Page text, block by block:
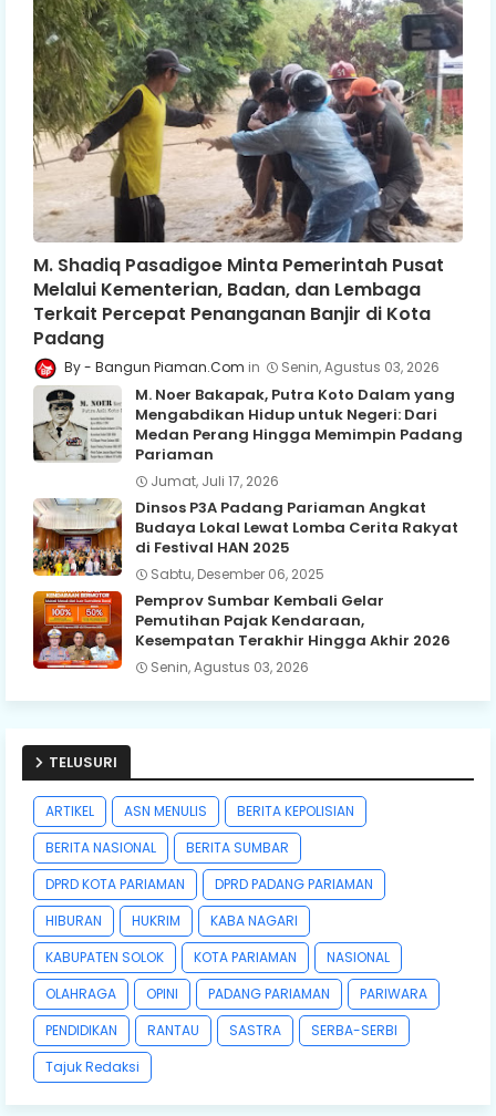
M. Shadiq Pasadigoe Minta Pemerintah Pusat
Melalui Kementerian, Badan, dan Lembaga
Terkait Percepat Penanganan Banjir di Kota
Padang
Bangun Piaman.Com Senin, Agustus 03, 2026
M. Noer Bakapak, Putra Koto Dalam yang
Mengabdikan Hidup untuk Negeri: Dari
Medan Perang Hingga Memimpin Padang
Pariaman
Jumat, Juli 17, 2026
Dinsos P3A Padang Pariaman Angkat
Budaya Lokal Lewat Lomba Cerita Rakyat
di Festival HAN 2025
Sabtu, Desember 06, 2025
Pemprov Sumbar Kembali Gelar
Pemutihan Pajak Kendaraan,
Kesempatan Terakhir Hingga Akhir 2026
Senin, Agustus 03, 2026
TELUSURI
ARTIKEL ASN MENULIS
BERITA KEPOLISIAN
BERITA NASIONAL
BERITA SUMBAR
DPRD KOTA PARIAMAN
DPRD PADANG PARIAMAN
HIBURAN
HUKRIM
KABA NAGARI
KABUPATEN SOLOK
KOTA PARIAMAN
NASIONAL
OLAHRAGA
OPINI PADANG PARIAMAN
PARIWARA
PENDIDIKAN
RANTAU SASTRA
SERBA-SERBI
Tajuk Redaksi